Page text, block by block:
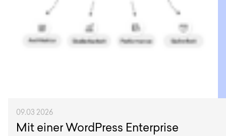
09.03 2026
Mit einer WordPress Enterprise